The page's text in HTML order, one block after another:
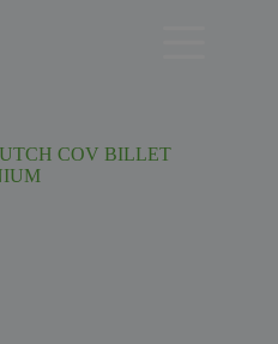
COV BILLET